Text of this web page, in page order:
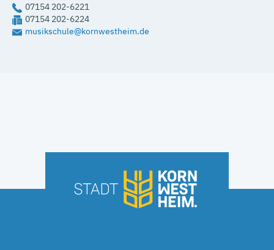
musikschule@kornwestheim.de
07154 202-6221
07154 202-6224